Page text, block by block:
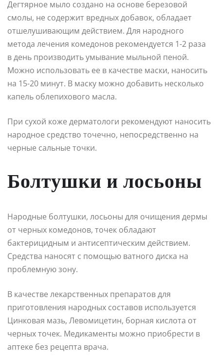
Дегтярное мыло создано на основе березовой
смолы, не содержит вредных добавок, обладает
отшелушивающим действием. Для народного
метода лечения комедонов рекомендуется 1-2 раза
в день производить умывание мыльной пеной.
Можно использовать ее в качестве маски, наносить
на 15-20 минут. В маску можно добавить несколько
капель облепихового масла.
При сухой коже дерматологи рекомендуют наносить
народное средство точечно, непосредственно на
черные сальные точки.
Болтушки и лосьоны
Народные болтушки, лосьоны для очищения дермы
от черных комедонов, точек обладают
бактерицидным и антисептическим действием.
Средства наносят с помощью ватного диска на
проблемную зону.
В качестве лекарственных препаратов для
приготовления народных составов используется
Цинковая мазь, Левомицетин, борная кислота от
черных точек. Медикаменты можно приобрести в
аптеке без рецепта врача.